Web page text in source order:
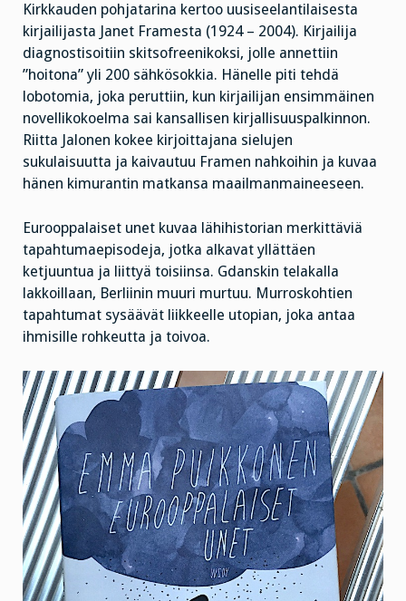
Kirkkauden pohjatarina kertoo uusiseelantilaisesta
kirjailijasta Janet Framesta (1924 – 2004). Kirjailija
diagnostisoitiin skitsofreenikoksi, jolle annettiin
”hoitona” yli 200 sähkösokkia. Hänelle piti tehdä
lobotomia, joka peruttiin, kun kirjailijan ensimmäinen
novellikokoelma sai kansallisen kirjallisuuspalkinnon.
Riitta Jalonen kokee kirjoittajana sielujen
sukulaisuutta ja kaivautuu Framen nahkoihin ja kuvaa
hänen kimurantin matkansa maailmanmaineeseen.
Eurooppalaiset unet kuvaa lähihistorian merkittäviä
tapahtumaepisodeja, jotka alkavat yllättäen
ketjuuntua ja liittyä toisiinsa. Gdanskin telakalla
lakkoillaan, Berliinin muuri murtuu. Murroskohtien
tapahtumat sysäävät liikkeelle utopian, joka antaa
ihmisille rohkeutta ja toivoa.